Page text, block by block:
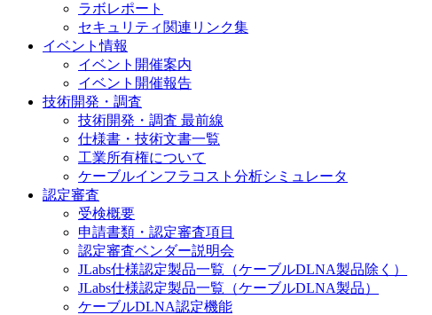
ラボレポート
セキュリティ関連リンク集
イベント情報
イベント開催案内
イベント開催報告
技術開発・調査
技術開発・調査 最前線
仕様書・技術文書一覧
工業所有権について
ケーブルインフラコスト分析シミュレータ
認定審査
受検概要
申請書類・認定審査項目
認定審査ベンダー説明会
JLabs仕様認定製品一覧（ケーブルDLNA製品除く）
JLabs仕様認定製品一覧（ケーブルDLNA製品）
ケーブルDLNA認定機能